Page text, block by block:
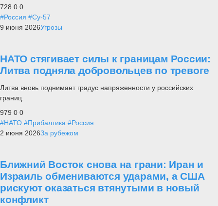
728 0 0
#Россия #Су-57
9 июня 2026Угрозы
НАТО стягивает силы к границам России:
Литва подняла добровольцев по тревоге
Литва вновь поднимает градус напряженности у российских
границ.
979 0 0
#НАТО #Прибалтика #Россия
2 июня 2026За рубежом
Ближний Восток снова на грани: Иран и
Израиль обмениваются ударами, а США
рискуют оказаться втянутыми в новый
конфликт